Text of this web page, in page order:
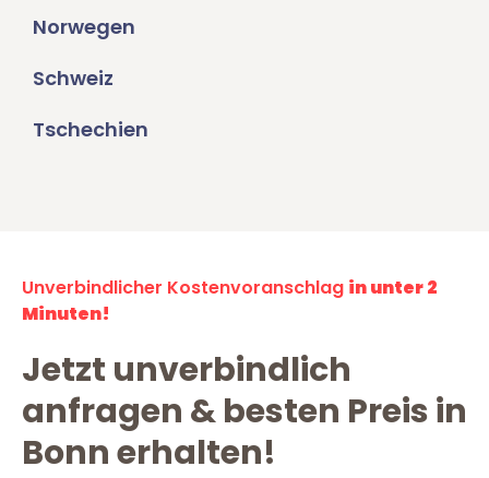
Norwegen
Schweiz
Tschechien
Unverbindlicher Kostenvoranschlag in unter 2
Minuten!
Jetzt unverbindlich
anfragen & besten Preis in
Bonn erhalten!